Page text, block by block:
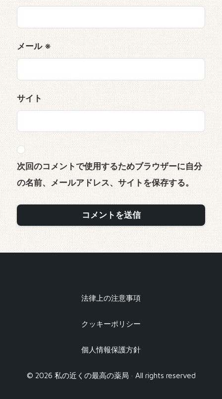
メール ※
サイト
次回のコメントで使用するためブラウザーに自分
の名前、メールアドレス、サイトを保存する。
法律上の注意事項
クッキーポリシー
個人情報保護方針
© 2026 私の近くの最高の薬局 · All rights reserved